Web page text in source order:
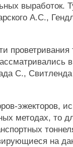
выработок.
A.C.,
проветривания
С.,
эжекторов,
методах, то
на